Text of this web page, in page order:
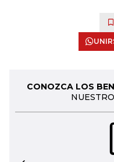
CONOZCA LOS